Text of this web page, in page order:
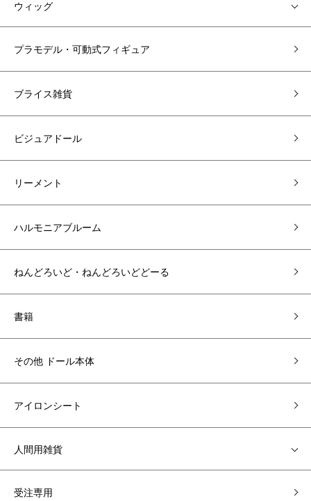
ウィッグ
プラモデル・可動式フィギュア
ブライス雑貨
ビジュアドール
リーメント
ハルモニアブルーム
ねんどろいど・ねんどろいどどーる
書籍
その他 ドール本体
アイロンシート
人間用雑貨
受注専用